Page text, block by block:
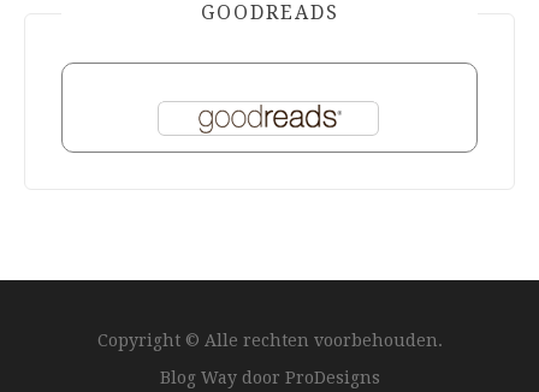
GOODREADS
Copyright © Alle rechten voorbehouden.
Blog Way door ProDesigns